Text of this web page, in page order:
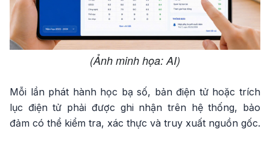
(Ảnh minh họa: AI)
Mỗi lần phát hành học bạ số, bản điện tử hoặc trích
lục điện tử phải được ghi nhận trên hệ thống, bảo
đảm có thể kiểm tra, xác thực và truy xuất nguồn gốc.